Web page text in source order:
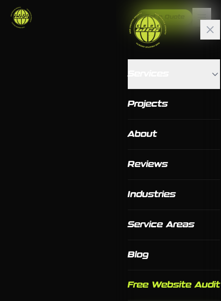
Get a Quote
Projects
About
Reviews
Industries
Service Areas
Blog
Free Website Audit